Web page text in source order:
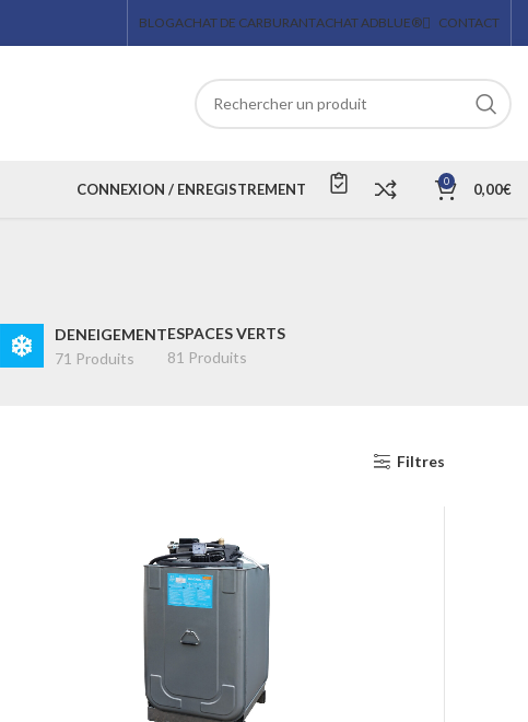
BLOGACHAT DE CARBURANTACHAT ADBLUE® CONTACT
CONNEXION / ENREGISTREMENT 0 0,00€
DENEIGEMENT
71 Produits
ESPACES VERTS
81 Produits
Filtres